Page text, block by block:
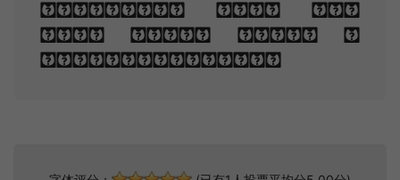
overhead And hid
his face amid a
crowd of stars.